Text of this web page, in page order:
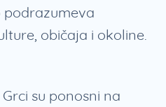
podrazumeva
običaja i okoline.
Grci su ponosni na